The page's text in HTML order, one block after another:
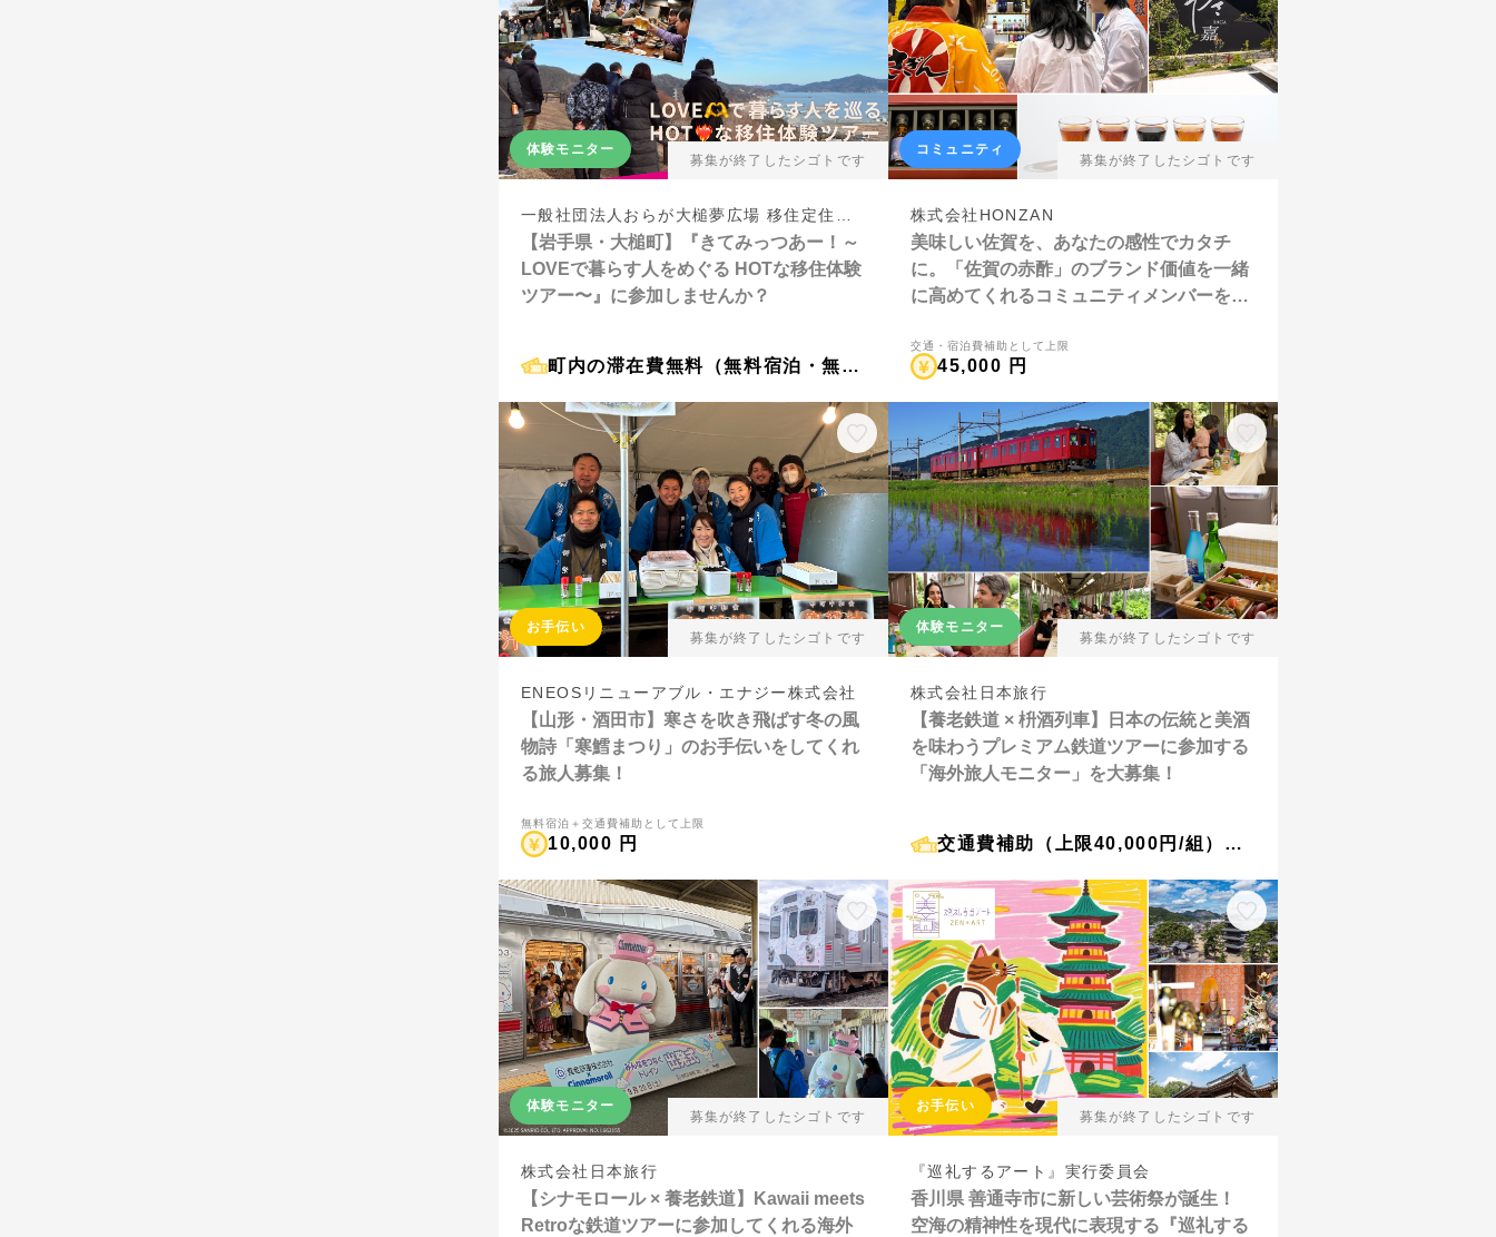
体験モニター
募集が終了したシゴトです
【岩手県・大槌町】『きてみっつあー！～
LOVEで暮らす人をめぐる HOTな移住体験
ツアー〜』に参加しませんか？
町内の滞在費無料（無料宿泊・無料体験）
コミュニティ
募集が終了したシゴトです
株式会社HONZAN
美味しい佐賀を、あなたの感性でカタチ
に。「佐賀の赤酢」のブランド価値を一緒
に高めてくれるコミュニティメンバーを大
交通・宿泊費補助として上限
45,000 円
お手伝い
募集が終了したシゴトです
ENEOSリニューアブル・エナジー株式会社
【山形・酒田市】寒さを吹き飛ばす冬の風
物詩「寒鱈まつり」のお手伝いをしてくれ
る旅人募集！
無料宿泊＋交通費補助として上限
10,000 円
体験モニター
募集が終了したシゴトです
株式会社日本旅行
【養老鉄道 × 枡酒列車】日本の伝統と美酒
を味わうプレミアム鉄道ツアーに参加する
「海外旅人モニター」を大募集！
交通費補助（上限40,000円/組）＋『枡酒列車』に特別価格で乗車（5,000円/人）
体験モニター
募集が終了したシゴトです
株式会社日本旅行
【シナモロール × 養老鉄道】Kawaii meets
Retroな鉄道ツアーに参加してくれる海外
お手伝い
募集が終了したシゴトです
『巡礼するアート』実行委員会
香川県 善通寺市に新しい芸術祭が誕生！
空海の精神性を現代に表現する『巡礼する